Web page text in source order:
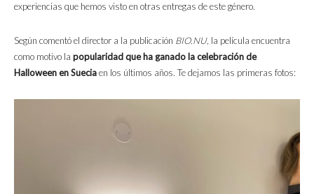
experiencias que hemos visto en otras entregas de este género.
Según comentó el director a la publicación BIO.NU, la película encuentra
como motivo la popularidad que ha ganado la celebración de
Halloween en Sueciaen los últimos años. Te dejamos las primeras fotos: